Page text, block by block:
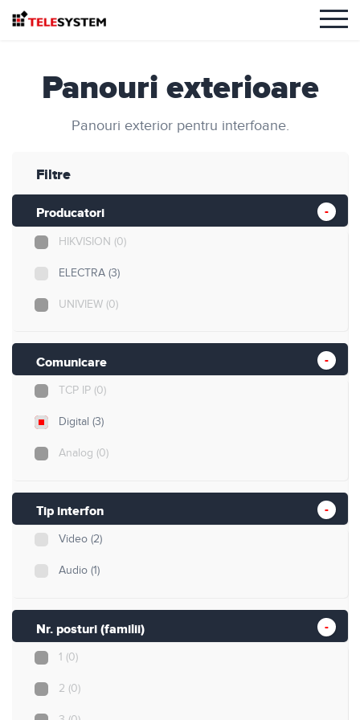
Panouri exterioare
Panouri exterior pentru interfoane.
Filtre
Producatori
HIKVISION (0)
ELECTRA (3)
UNIVIEW (0)
Comunicare
TCP IP (0)
Digital (3)
Analog (0)
Tip interfon
Video (2)
Audio (1)
Nr. posturi (familii)
1 (0)
2 (0)